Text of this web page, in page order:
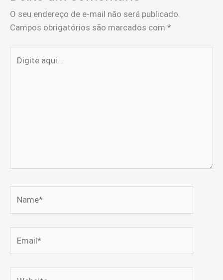
O seu endereço de e-mail não será publicado.
Campos obrigatórios são marcados com *
aqui...